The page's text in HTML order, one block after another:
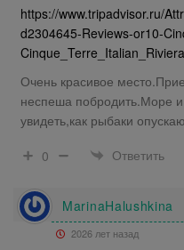
https://www.tripadvisor.ru/
d2304645-Reviews-or10-
Очень красивое
неспеша побродить.Море
увидеть,как рыбаки
0
Ответить
MarinaHalushkina
2026 лет назад